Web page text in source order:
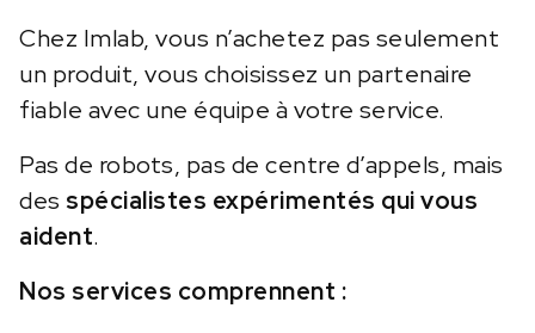
Chez Imlab, vous n’achetez pas seulement
un produit, vous choisissez un partenaire
fiable avec une équipe à votre service.
Pas de robots, pas de centre d’appels, mais
des spécialistes expérimentés qui vous
aident.
Nos services comprennent :